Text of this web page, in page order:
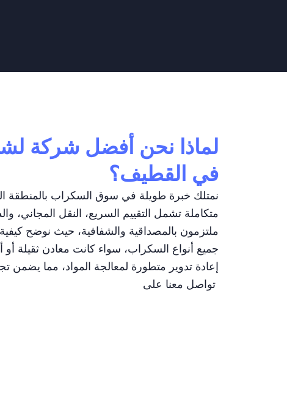
لماذا نحن أفضل شركة
في القطيف؟
متكاملة تشمل التقييم السريع، النقل المجاني،
ملتزمون بالمصداقية والشفافية، حيث نوضح
جميع أنواع السكراب، سواء كانت معادن ثقيلة أو
إعادة تدوير متطورة لمعالجة المواد، مما يضمن